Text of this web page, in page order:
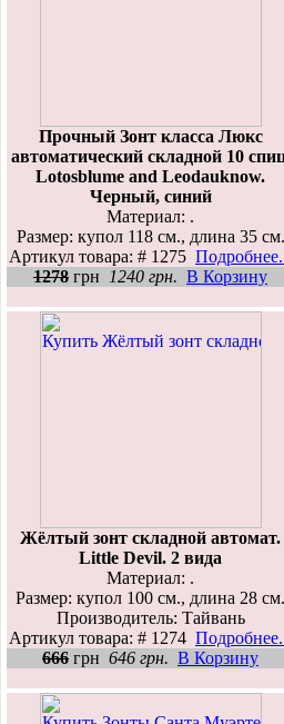
Прочный Зонт класса Люкс
автоматический складной 10
Lotosblume and Leodauknow.
Черный, синий
Материал: .
Размер: купол 118 см., длина 35 см.
Артикул товара: # 1275
1278 грн 1240 грн. В Корзину
Жёлтый зонт складной автомат.
Little Devil. 2 вида
Материал: .
Размер: купол 100 см., длина 28 см.
Производитель: Тайвань
Артикул товара: # 1274
666 грн 646 грн. В Корзину